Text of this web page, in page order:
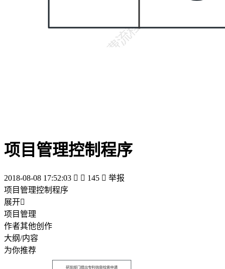
项目管理控制程序
2018-08-08 17:52:03   145  举报
项目管理控制程序
展开
项目管理
作者其他创作
大纲/内容
为你推荐